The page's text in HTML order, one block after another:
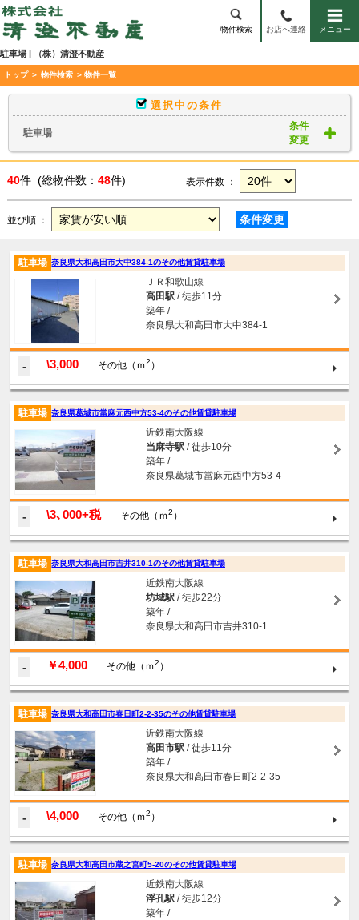
物件検索 お店へ連絡 メニュー
駐車場 | （株）清澄不動産
トップ > 物件検索 > 物件一覧
選択中の条件
駐車場
条件
変更
40件 (総物件数： 48件) 表示件数 ：
並び順 ： 条件変更
駐車場 奈良県大和高田市大中384-1のその他賃貸駐車場
ＪＲ和歌山線
高田駅/ 徒歩11分
築年 /
奈良県大和高田市大中384-1
- \3,000 その他（ｍ2 ）
駐車場 奈良県葛城市當麻元西中方53-4のその他賃貸駐車場
近鉄南大阪線
当麻寺駅/ 徒歩10分
築年 /
奈良県葛城市當麻元西中方53-4
- \3､000+税 その他（ｍ2 ）
駐車場 奈良県大和高田市吉井310-1のその他賃貸駐車場
近鉄南大阪線
坊城駅/ 徒歩22分
築年 /
奈良県大和高田市吉井310-1
- ￥4,000 その他（ｍ2 ）
駐車場 奈良県大和高田市春日町2-2-35のその他賃貸駐車場
近鉄南大阪線
高田市駅/ 徒歩11分
築年 /
奈良県大和高田市春日町2-2-35
- \4,000 その他（ｍ2 ）
駐車場 奈良県大和高田市蔵之宮町5-20のその他賃貸駐車場
近鉄南大阪線
浮孔駅/ 徒歩12分
築年 /